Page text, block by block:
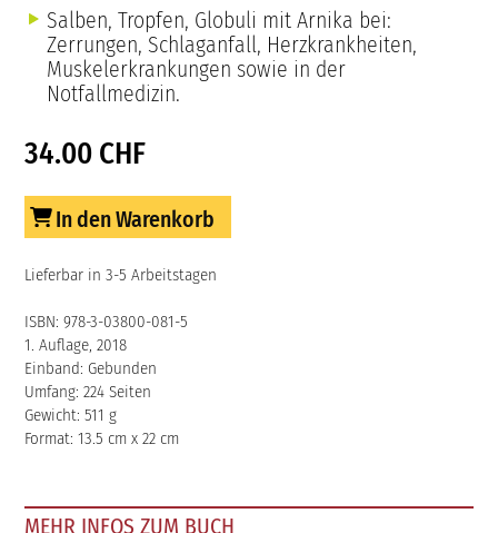
Salben, Tropfen, Globuli mit Arnika bei:
Zerrungen, Schlaganfall, Herzkrankheiten,
Muskelerkrankungen sowie in der
Notfallmedizin.
34.00 CHF
In den Warenkorb
Lieferbar in 3-5 Arbeitstagen
ISBN: 978-3-03800-081-5
1. Auflage, 2018
Einband: Gebunden
Umfang: 224 Seiten
Gewicht: 511 g
Format: 13.5 cm x 22 cm
MEHR INFOS ZUM BUCH